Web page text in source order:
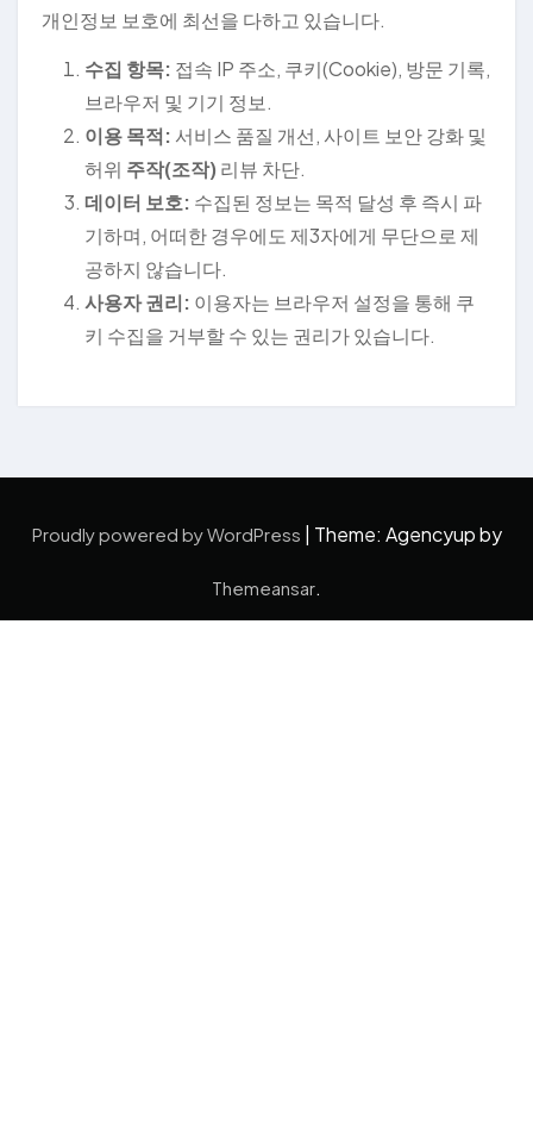
개인정보 보호에 최선을 다하고 있습니다.
수집 항목: 접속 IP 주소, 쿠키(Cookie), 방문 기록,
브라우저 및 기기 정보.
이용 목적: 서비스 품질 개선, 사이트 보안 강화 및
허위 주작(조작) 리뷰 차단.
데이터 보호: 수집된 정보는 목적 달성 후 즉시 파
기하며, 어떠한 경우에도 제3자에게 무단으로 제
공하지 않습니다.
사용자 권리: 이용자는 브라우저 설정을 통해 쿠
키 수집을 거부할 수 있는 권리가 있습니다.
Proudly powered by WordPress | Theme: Agencyup by
Themeansar.